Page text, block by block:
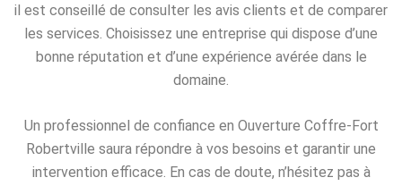
il est conseillé de consulter les avis clients et de comparer
les services. Choisissez une entreprise qui dispose d’une
bonne réputation et d’une expérience avérée dans le
domaine.
Un professionnel de confiance en Ouverture Coffre-Fort
Robertville saura répondre à vos besoins et garantir une
intervention efficace. En cas de doute, n’hésitez pas à